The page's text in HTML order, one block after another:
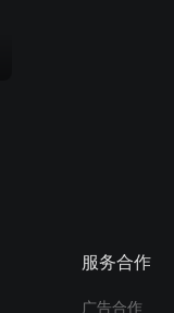
服务合作
广告合作